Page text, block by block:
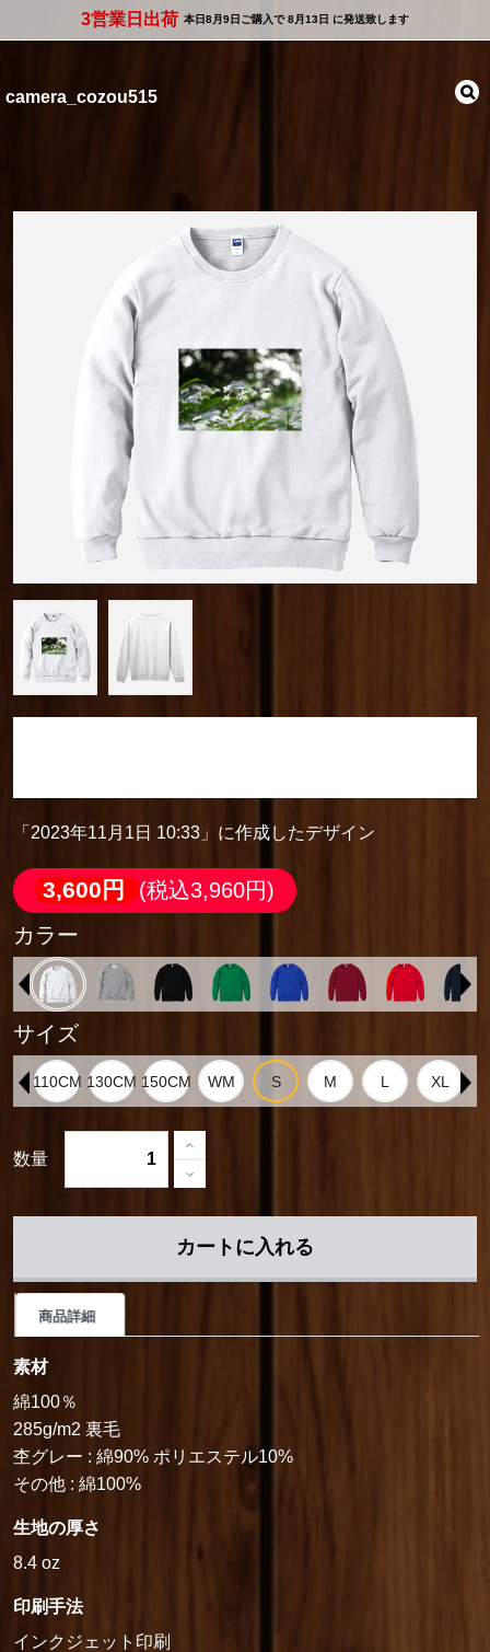
3営業日出荷 本日8月9日 ご購入で8月13日 に発送致します
camera_cozou515
「2023年11月1日 10:33」に作成したデザイン
3,600円
(税込3,960円)
カラー
サイズ
数量
カートに入れる
商品詳細
素材
綿100％
285g/m2 裏毛
杢グレー : 綿90% ポリエステル10%
その他 : 綿100%
生地の厚さ
8.4 oz
印刷手法
インクジェット印刷